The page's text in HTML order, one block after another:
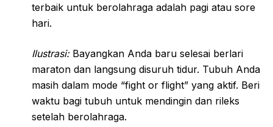
terbaik untuk berolahraga adalah pagi atau sore
hari.
Ilustrasi:Bayangkan Anda baru selesai berlari
maraton dan langsung disuruh tidur. Tubuh Anda
masih dalam mode “fight or flight” yang aktif. Beri
waktu bagi tubuh untuk mendingin dan rileks
setelah berolahraga.